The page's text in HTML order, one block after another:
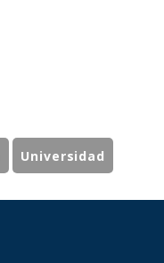
Universidad